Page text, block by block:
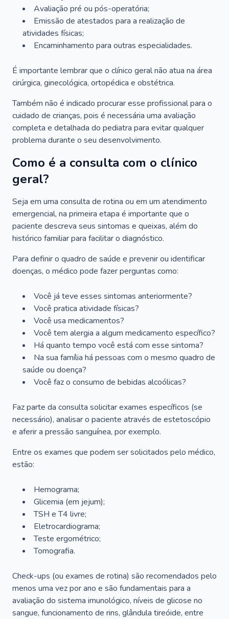
Avaliação pré ou pós-operatória;
Emissão de atestados para a realização de
atividades físicas;
Encaminhamento para outras especialidades.
É importante lembrar que o clínico geral não atua na área
cirúrgica, ginecológica, ortopédica e obstétrica.
Também não é indicado procurar esse profissional para o
cuidado de crianças, pois é necessária uma avaliação
completa e detalhada do pediatra para evitar qualquer
problema durante o seu desenvolvimento.
Como é a consulta com o clínico
geral?
Seja em uma consulta de rotina ou em um atendimento
emergencial, na primeira etapa é importante que o
paciente descreva seus sintomas e queixas, além do
histórico familiar para facilitar o diagnóstico.
Para definir o quadro de saúde e prevenir ou identificar
doenças, o médico pode fazer perguntas como:
Você já teve esses sintomas anteriormente?
Você pratica atividade físicas?
Você usa medicamentos?
Você tem alergia a algum medicamento específico?
Há quanto tempo você está com esse sintoma?
Na sua família há pessoas com o mesmo quadro de
saúde ou doença?
Você faz o consumo de bebidas alcoólicas?
Faz parte da consulta solicitar exames específicos (se
necessário), analisar o paciente através de estetoscópio
e aferir a pressão sanguínea, por exemplo.
Entre os exames que podem ser solicitados pelo médico,
estão:
Hemograma;
Glicemia (em jejum);
TSH e T4 livre;
Eletrocardiograma;
Teste ergométrico;
Tomografia.
Check-ups (ou exames de rotina) são recomendados pelo
menos uma vez por ano e são fundamentais para a
avaliação do sistema imunológico, níveis de glicose no
sangue, funcionamento de rins, glândula tireóide, entre